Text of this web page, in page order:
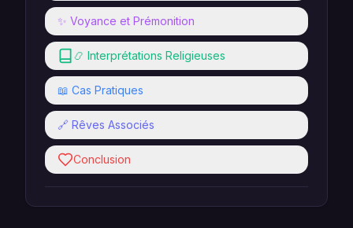
✨ Voyance et Prémonition
📿 Interprétations Religieuses
📖 Cas Pratiques
🔗 Rêves Associés
Conclusion